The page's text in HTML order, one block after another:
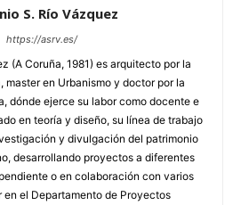
S. Río Vázquez
https://asrv.es/
(A Coruña, 1981) es arquitecto por la
master en Urbanismo y doctor por la
dónde ejerce su labor como docente e
en teoría y diseño, su línea de trabajo
y divulgación del patrimonio
desarrollando proyectos a diferentes
o en colaboración con varios
en el Departamento de Proyectos